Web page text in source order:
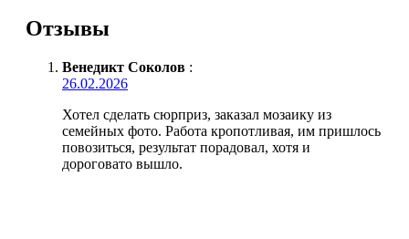
Отзывы
Венедикт Соколов :
26.02.2026
Хотел сделать сюрприз, заказал мозаику из
семейных фото. Работа кропотливая, им пришлось
повозиться, результат порадовал, хотя и
дороговато вышло.